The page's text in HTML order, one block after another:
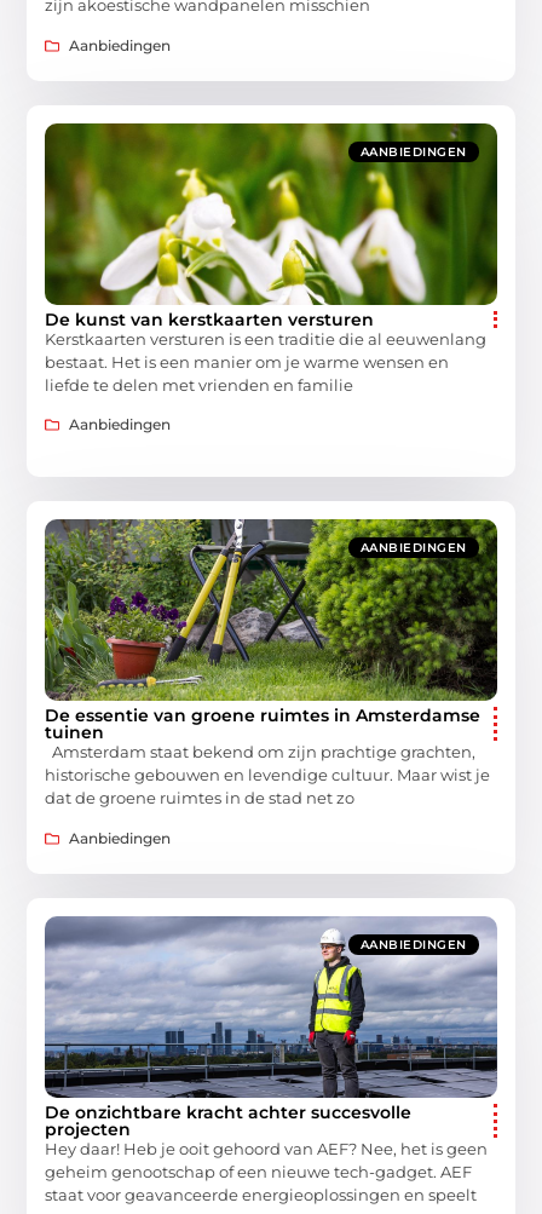
zijn akoestische wandpanelen misschien
Aanbiedingen
AANBIEDINGEN
De kunst van kerstkaarten versturen
Kerstkaarten versturen is een traditie die al eeuwenlang
bestaat. Het is een manier om je warme wensen en
liefde te delen met vrienden en familie
Aanbiedingen
AANBIEDINGEN
De essentie van groene ruimtes in Amsterdamse
tuinen
Amsterdam staat bekend om zijn prachtige grachten,
historische gebouwen en levendige cultuur. Maar wist je
dat de groene ruimtes in de stad net zo
Aanbiedingen
AANBIEDINGEN
De onzichtbare kracht achter succesvolle
projecten
Hey daar! Heb je ooit gehoord van AEF? Nee, het is geen
geheim genootschap of een nieuwe tech-gadget. AEF
staat voor geavanceerde energieoplossingen en speelt